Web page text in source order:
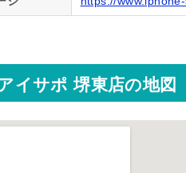
イサポ 堺東店の地図